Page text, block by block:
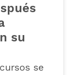
su
se